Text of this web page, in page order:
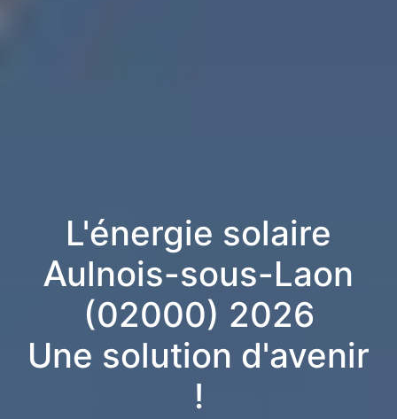
L'énergie solaire
Aulnois-sous-Laon
(02000) 2026
Une solution d'avenir
!